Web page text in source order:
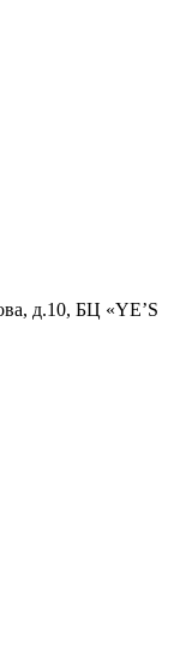
д.10, БЦ «YE’S